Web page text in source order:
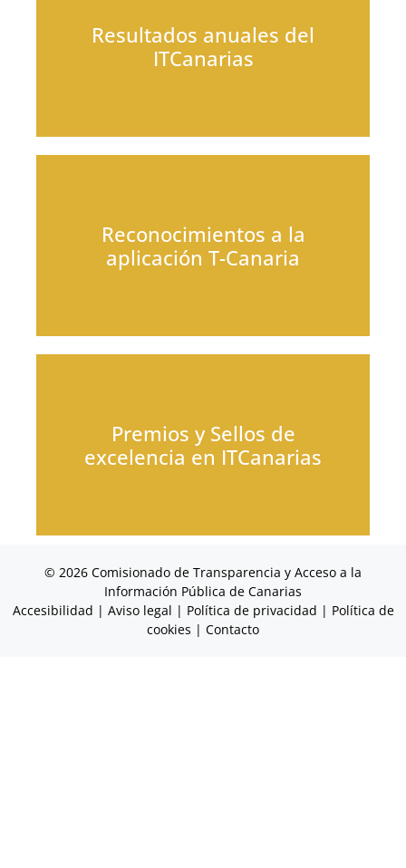
Resultados anuales del
ITCanarias
Reconocimientos a la
aplicación T-Canaria
Premios y Sellos de
excelencia en ITCanarias
© 2026 Comisionado de Transparencia y Acceso a la
Información Pública de Canarias
Accesibilidad | Aviso legal | Política de privacidad | Política de
cookies | Contacto